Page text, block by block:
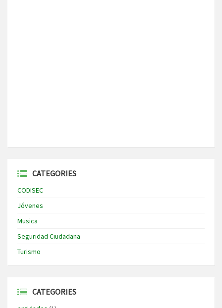
CATEGORIES
CODISEC
Jóvenes
Musica
Seguridad Ciudadana
Turismo
CATEGORIES